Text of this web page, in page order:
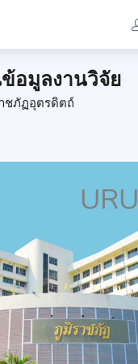
อมูลงานวิจัย
ชภัฏอุตรดิตถ์
URU